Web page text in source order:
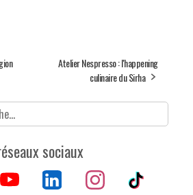
Atelier Nespresso : l'happening
culinaire du Sirha
sociaux